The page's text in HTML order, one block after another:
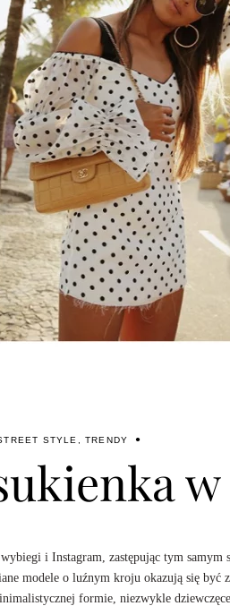
STYLE ,TRENDY
i Instagram, zastępując tym samym
modele o luźnym kroju okazują się
formie, niezwykle